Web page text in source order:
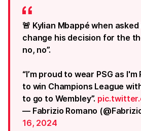
🚨 Kylian Mbappé when
change his decision for the
no, no”.
“I’m proud to wear PSG as
to win Champions League
to go to Wembley”.
— Fabrizio Romano
16, 2024